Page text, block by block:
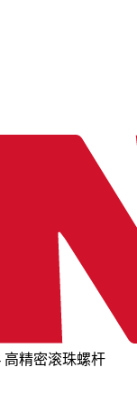
高精密滚珠螺杆